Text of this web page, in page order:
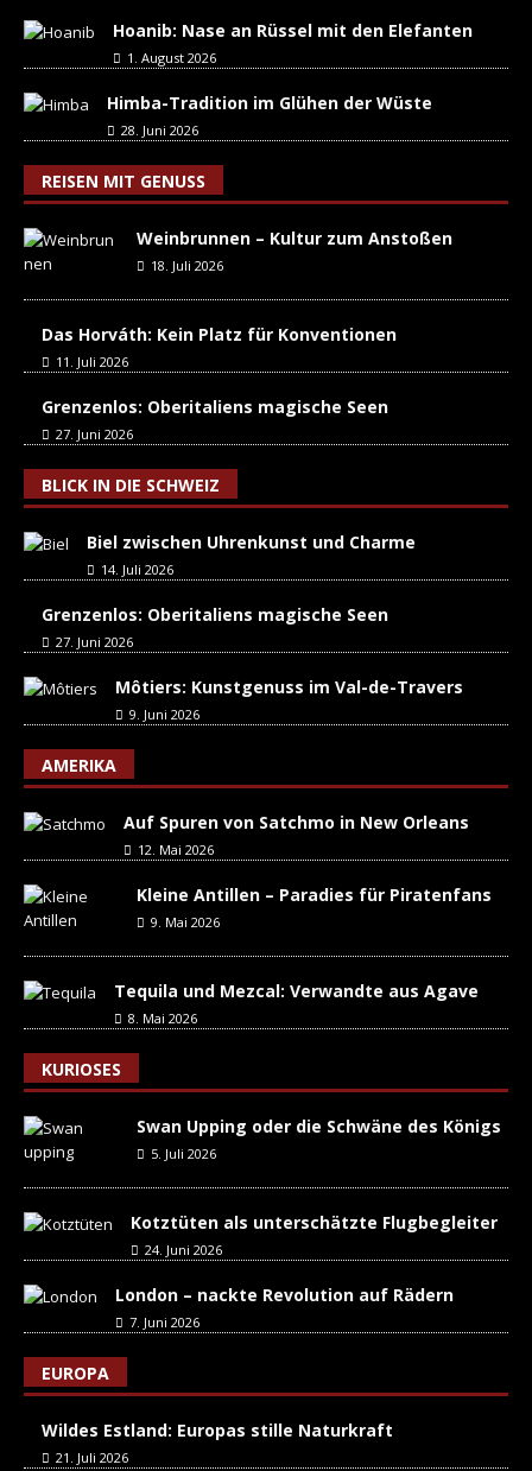
Hoanib: Nase an Rüssel mit den Elefanten
1. August 2026
Himba-Tradition im Glühen der Wüste
28. Juni 2026
REISEN MIT GENUSS
Weinbrunnen – Kultur zum Anstoßen
18. Juli 2026
Das Horváth: Kein Platz für Konventionen
11. Juli 2026
Grenzenlos: Oberitaliens magische Seen
27. Juni 2026
BLICK IN DIE SCHWEIZ
Biel zwischen Uhrenkunst und Charme
14. Juli 2026
Grenzenlos: Oberitaliens magische Seen
27. Juni 2026
Môtiers: Kunstgenuss im Val-de-Travers
9. Juni 2026
AMERIKA
Auf Spuren von Satchmo in New Orleans
12. Mai 2026
Kleine Antillen – Paradies für Piratenfans
9. Mai 2026
Tequila und Mezcal: Verwandte aus Agave
8. Mai 2026
KURIOSES
Swan Upping oder die Schwäne des Königs
5. Juli 2026
Kotztüten als unterschätzte Flugbegleiter
24. Juni 2026
London – nackte Revolution auf Rädern
7. Juni 2026
EUROPA
Wildes Estland: Europas stille Naturkraft
21. Juli 2026